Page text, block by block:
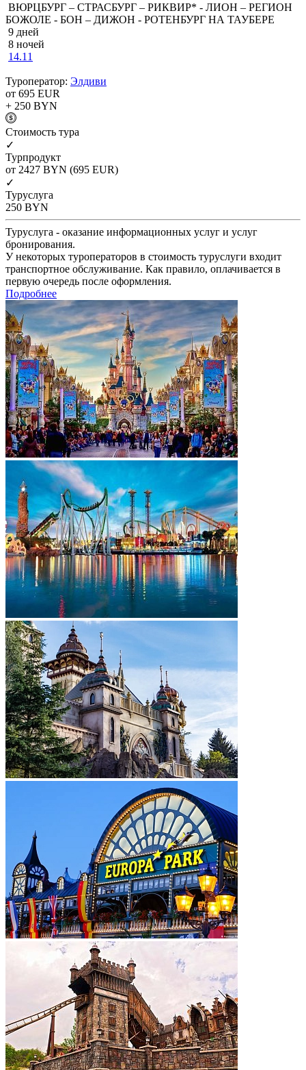
ВЮРЦБУРГ – СТРАСБУРГ – РИКВИР* - ЛИОН – РЕГИОН
БОЖОЛЕ - БОН – ДИЖОН - РОТЕНБУРГ НА ТАУБЕРЕ
9 дней
8 ночей
14.11
Туроператор: Элдиви
от 695 EUR
+ 250 BYN
Cтоимость тура
✓
Турпродукт
от 2427 BYN (695 EUR)
✓
Туруслуга
250 BYN
Туруслуга - оказание информационных услуг и услуг
бронирования.
У некоторых туроператоров в стоимость туруслуги входит
транспортное обслуживание. Как правило, оплачивается в
первую очередь после оформления.
Подробнее